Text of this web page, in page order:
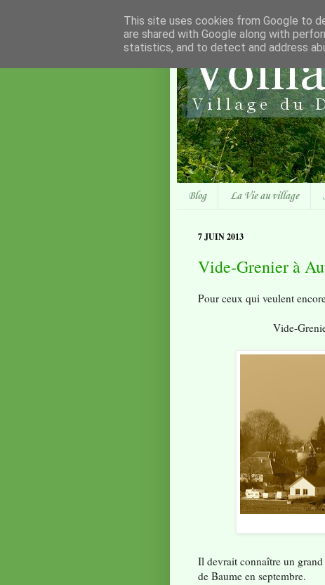
Blog La Vie au village
7 JUIN 2013
Vide-Grenier à
Pour ceux qui veulent
Vide-
Il devrait connaître un grand
de Baume en septembre.
This site uses cookies from Google to
are shared with Google along with
statistics, and to detect and address